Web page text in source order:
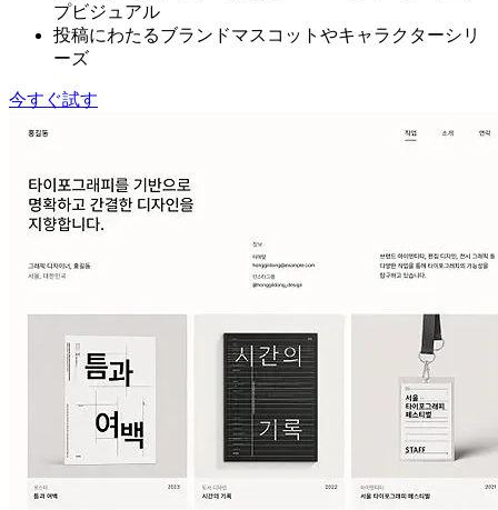
プビジュアル
投稿にわたるブランドマスコットやキャラクターシリ
ーズ
今すぐ試す